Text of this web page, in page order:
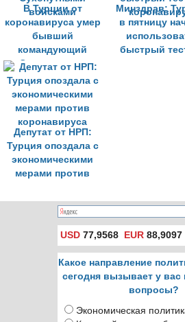
В Турции от
коронавируса умер
бывший
командующий
Сухопутными
войсками
Минздрав:
в пятницу
быстрый
Депутат от НРП:
Турция опоздала с
экономическими
мерами против
USD 77,9568 EUR 88,9097
Какое направление
сегодня вызывает у
вопросы?
Экономическая